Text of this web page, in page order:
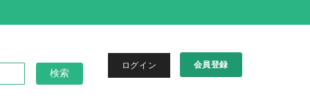
ログイン 会員登録